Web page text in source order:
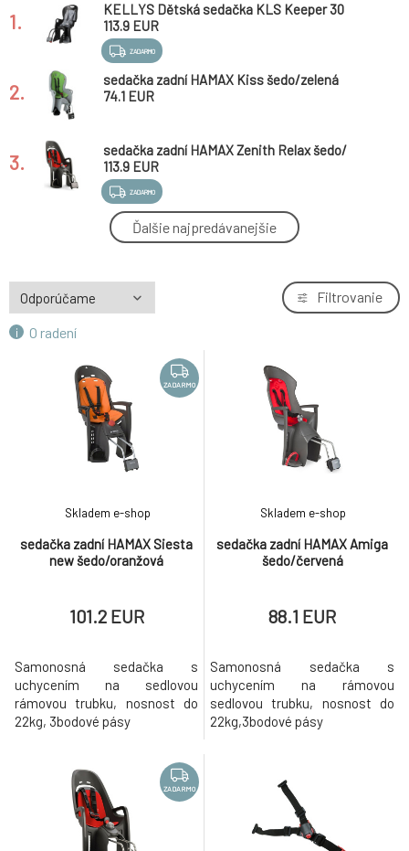
1.
ZADARMO
KELLYS Dětská sedačka KLS Keeper 30
113.9 EUR
2.
sedačka zadní HAMAX Kiss šedo/zelená
74.1 EUR
3.
ZADARMO
sedačka zadní HAMAX Zenith Relax šedo/
červená
113.9 EUR
sedačka zadní HAMAX Amiga šedo/červená
88.1 EUR
5.
sedačka zadní HAMAX Siesta new
Ďalšie najpredávanejšie
O radení
Filtrovanie
ZADARMO
sedačka zadní HAMAX Siesta
new šedo/oranžová
Skladem e-shop
101.2 EUR
Samonosná sedačka s
uchycením na sedlovou
rámovou trubku, nosnost do
22kg, 3bodové pásy
sedačka zadní HAMAX Amiga
šedo/červená
Skladem e-shop
88.1 EUR
Samonosná sedačka s
uchycením na rámovou
sedlovou trubku, nosnost do
22kg,3bodové pásy
ZADARMO